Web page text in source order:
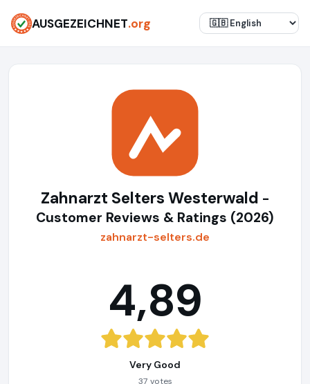
AUSGEZEICHNET.org
Zahnarzt Selters Westerwald -
Customer Reviews & Ratings (2026)
zahnarzt-selters.de
4,89
Very Good
37 votes